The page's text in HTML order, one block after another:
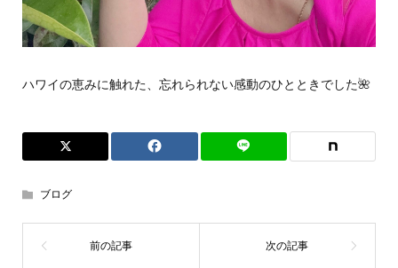
ハワイの恵みに触れた、忘れられない感動のひとときでした🌺
ブログ